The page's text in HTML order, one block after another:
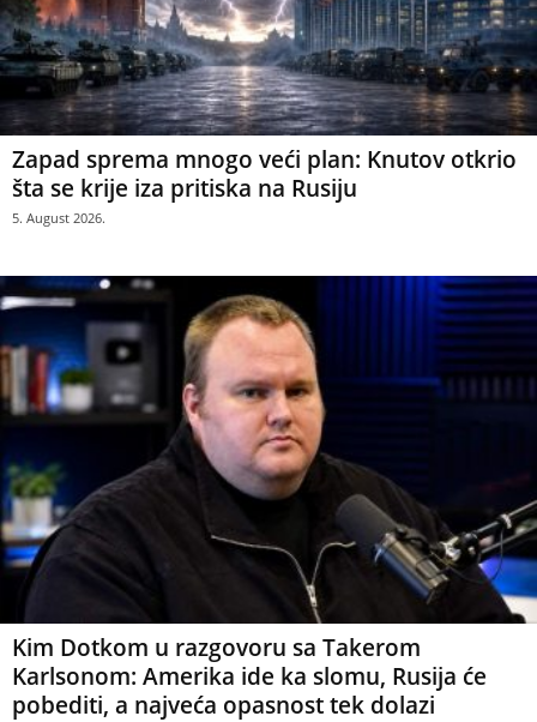
Zapad sprema mnogo veći plan: Knutov otkrio
šta se krije iza pritiska na Rusiju
5. August 2026.
Kim Dotkom u razgovoru sa Takerom
Karlsonom: Amerika ide ka slomu, Rusija će
pobediti, a najveća opasnost tek dolazi